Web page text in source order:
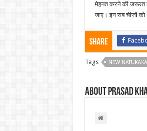
मेहनत करने की जरूरत
जाए। इन सब चीजों को
Share
Tags NEW NATUKAKA
About Prasad